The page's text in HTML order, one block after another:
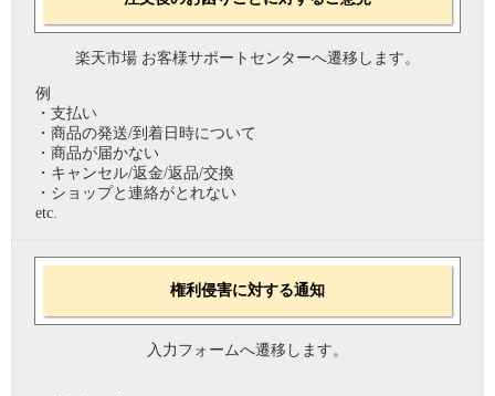
楽天市場 お客様サポートセンターへ遷移します。
例
・支払い
・商品の発送/到着日時について
・商品が届かない
・キャンセル/返金/返品/交換
・ショップと連絡がとれない
etc.
権利侵害に対する通知
入力フォームへ遷移します。